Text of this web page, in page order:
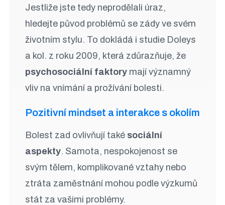
Jestliže jste tedy neprodělali úraz,
hledejte původ problémů se zády ve svém
životním stylu. To dokládá i studie Doleys
a kol. z roku 2009, která zdůrazňuje, že
psychosociální faktorymají významný
vliv na vnímání a prožívání bolesti.
Pozitivní mindset a interakce s okolím
Bolest zad ovlivňují také sociální
aspekty. Samota, nespokojenost se
svým tělem, komplikované vztahy nebo
ztráta zaměstnání mohou podle výzkumů
stát za vašimi problémy.